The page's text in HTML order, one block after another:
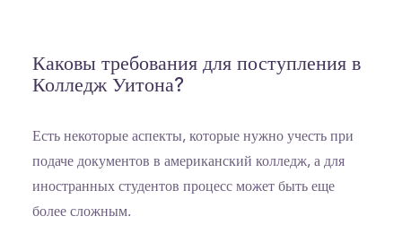
Каковы требования для поступления в
Колледж Уитона?
Есть некоторые аспекты, которые нужно учесть при
подаче документов в американский колледж, а для
иностранных студентов процесс может быть еще
более сложным.